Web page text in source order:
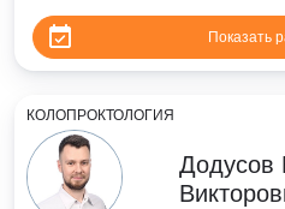
Показать
КОЛОПРОКТОЛОГИЯ
Додусов